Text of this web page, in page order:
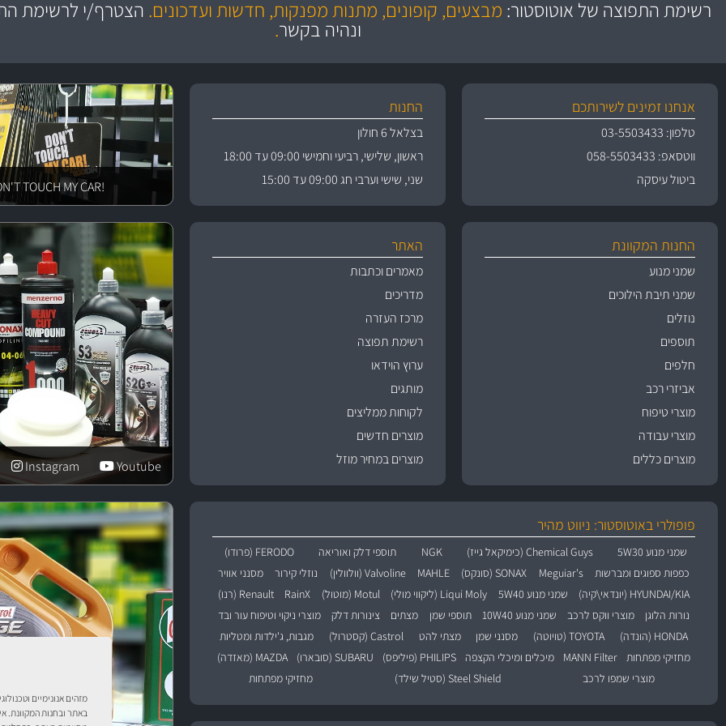
מזהים אנונימיים
באתר ובחנות המקוונת.
משלוחים
גרמניה
רשימת התפוצה של אוטוסטור: מבצעים, קופונים, מתנות מפנקות, חדשות ועדכונים. הצטרף/י לרשימת
ונהיה בקשר.
אנחנו זמינים לשירותכם
טלפון: 03-5503433
ווטסאפ: 058-5503433
ביטול עיסקה
החנות
בצלאל 6 חולון
ראשון, שלישי, רביעי וחמישי 09:00 עד 18:00
שני, שישי וערבי חג 09:00 עד 15:00
!DON'T TOUCH MY CAR
החנות המקוונת
שמני מנוע
שמני תיבת הילוכים
נוזלים
תוספים
חלפים
אביזרי רכב
מוצרי טיפוח
מוצרי עבודה
מוצרים כללים
האתר
מאמרים וכתבות
מדריכים
מרכז העזרה
רשימת תפוצה
ערוץ הוידאו
מותגים
לקוחות ממליצים
מוצרים חדשים
מוצרים במחיר מוזל
Youtube
Instagram
פופולרי באוטוסטור: ניווט מהיר
שמני מנוע 5W30 Chemical Guys (כימיקאל גייז) NGK תוספי דלק ואוריאה
FERODO (פרודו)
כפפות ספוגים ומברשות
Meguiar's SONAX (סונקס) MAHLE Valvoline (וולוולין) נוזלי קירור
מסנני אוויר
HYUNDAI/KIA (יונדאי\קיה)
שמני מנוע 5W40 Liqui Moly (ליקווי מולי) Motul (מוטול) RainX
Renault (רנו)
נורות הלוגן
מוצרי ווקס לרכב שמני מנוע 10W40 תוספי שמן מצתים צינורות דלק
מוצרי ניקוי וטיפוח עור ובד
HONDA (הונדה)
TOYOTA (טויוטה) מסנני שמן מצתי להט Castrol (קסטרול)
מגבות, ג'ילדות ומטליות
מחזיקי מפתחות
MANN Filter מיכלים ומיכלי הקצפה PHILIPS (פיליפס) SUBARU (סובארו)
MAZDA (מאזדה)
מוצרי שמפו לרכב
Steel Shield (סטיל שילד) מחזיקי מפתחות